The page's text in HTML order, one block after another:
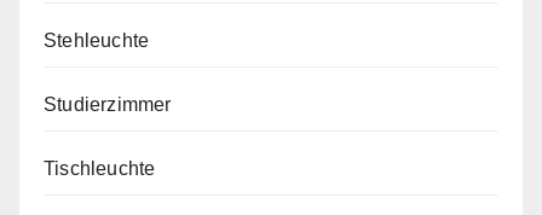
Stehleuchte
Studierzimmer
Tischleuchte